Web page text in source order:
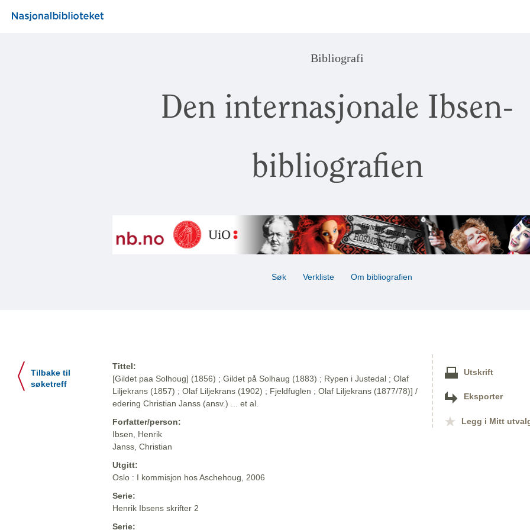
Bibliografi
Den internasjonale Ibsen-
bibliografien
Søk Verkliste Om bibliografien
Tilbake til
søketreff
Tittel:
[Gildet paa Solhoug] (1856) ; Gildet på Solhaug (1883) ; Rypen i Justedal ; Olaf
Liljekrans (1857) ; Olaf Liljekrans (1902) ; Fjeldfuglen ; Olaf Liljekrans (1877/78)] /
edering Christian Janss (ansv.) ... et al.
Forfatter/person:
Ibsen, Henrik
Janss, Christian
Utgitt:
Oslo : I kommisjon hos Aschehoug, 2006
Serie:
Henrik Ibsens skrifter 2
Serie:
Utskrift
Eksporter
Legg i Mitt